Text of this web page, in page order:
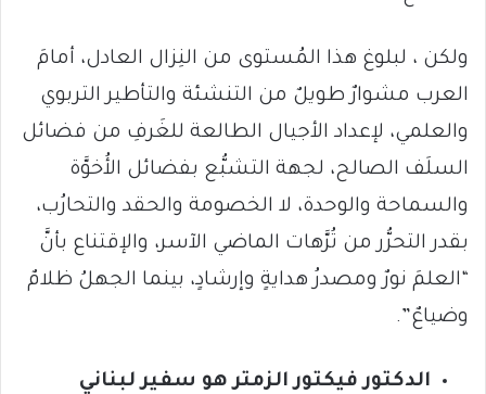
ولكن ، لبلوغ هذا المُستوى من النِزال العادل، أمامَ
العرب مشوارٌ طويلٌ من التنشئة والتأطير التربوي
والعلمي، لإعداد الأجيال الطالعة للغَرفِ من فضائل
السلَف الصالح، لجهة التشبُّع بفضائل الأُخوَّة
والسماحة والوحدة، لا الخصومة والحقد والتحارُب،
بقدر التحرُّر من تُرَّهات الماضي الآسر، والإقتناع بأنَّ
“العلمَ نورٌ ومصدرُ هدايةٍ وإرشادٍ، بينما الجهلُ ظلامٌ
وضياعٌ”.
الدكتور فيكتور الزمترهو سفير لبناني